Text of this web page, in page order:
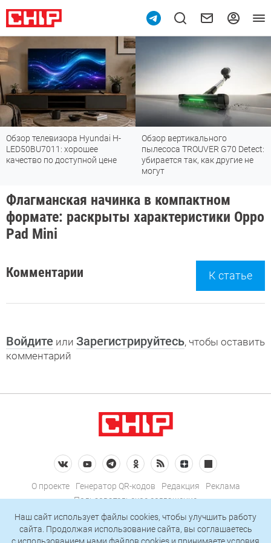
Обзор телевизора Hyundai H-
LED50BU7011: хорошее
качество по доступной цене
Обзор вертикального
пылесоса TROUVER G70 Detect:
убирается так, как другие не
могут
Флагманская начинка в компактном
формате: раскрыты характеристики Oppo
Pad Mini
Комментарии К статье
Войдите или Зарегистрируйтесь, чтобы оставить
комментарий
О проекте Генератор QR-кодов Редакция
Реклама
Пользовательское соглашение
Политика конфиденциальности
Подписаться на рассылку
Наш сайт использует файлы cookies, чтобы улучшить работу
сайта. Продолжая использование сайта, вы соглашаетесь